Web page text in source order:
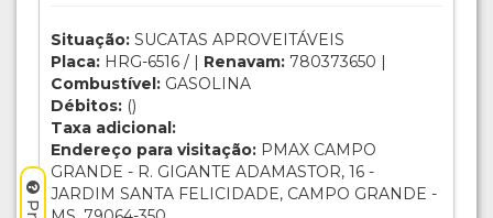
Situação: SUCATAS APROVEITÁVEIS
Placa: HRG-6516 / | Renavam: 780373650 |
Combustível: GASOLINA
Débitos: ()
Taxa adicional:
Endereço para visitação: PMAX CAMPO
GRANDE - R. GIGANTE ADAMASTOR, 16 -
JARDIM SANTA FELICIDADE, CAMPO GRANDE -